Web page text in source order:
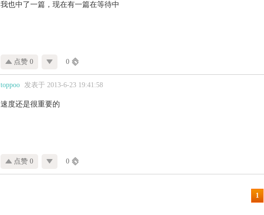
我也中了一篇，现在有一篇在等待中
点赞 0 0
toppoo 发表于 2013-6-23 19:41:58
速度还是很重要的
点赞 0 0
1